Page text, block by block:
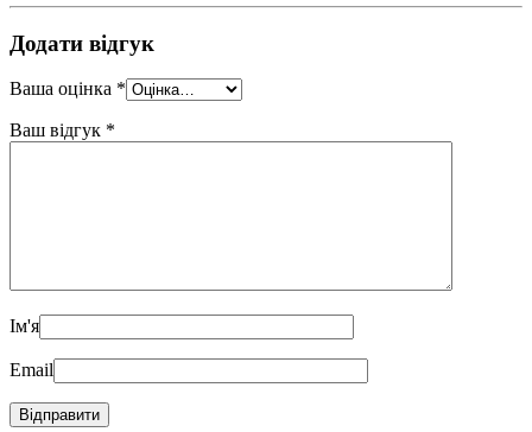
Додати відгук
Ваша оцінка *
Ваш відгук *
Ім'я
Email